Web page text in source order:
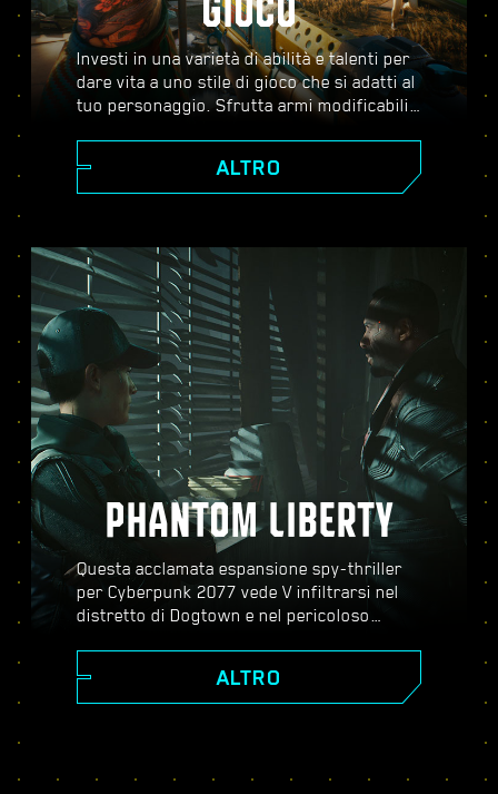
GIOCO
Investi in una varietà di abilità e talenti per
dare vita a uno stile di gioco che si adatti al
tuo personaggio. Sfrutta armi modificabili,
Affronta combattimenti ad armi spianate,
abbatti i nemici dalla distanza o infiltrati
vista.
ALTRO
PHANTOM LIBERTY
Questa acclamata espansione spy-thriller
per Cyberpunk 2077 vede V infiltrarsi nel
distretto di Dogtown e nel pericoloso
di colpi di scena, evoluzioni inaspettate e
decisioni critiche; potenziati con l'albero
emozionanti incarichi e molto altro!
ALTRO